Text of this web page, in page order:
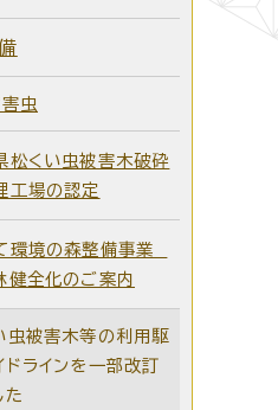
虫
松くい虫被害木破砕
工場の認定
環境の森整備事業
健全化のご案内
虫被害木等の利用駆
ドラインを一部改訂
た